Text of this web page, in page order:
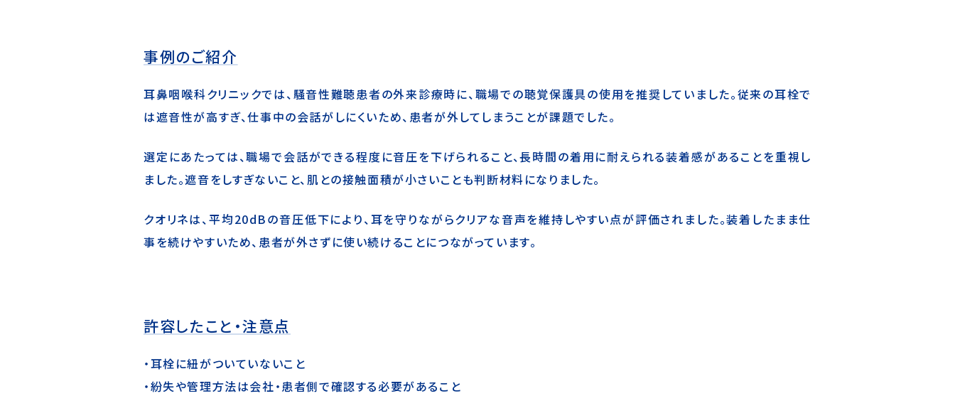
事例のご紹介
耳鼻咽喉科クリニックでは、騒音性難聴患者の外来診療時に、職場での聴覚保護具の使用を推奨していました。従来の耳栓で
は遮音性が高すぎ、仕事中の会話がしにくいため、患者が外してしまうことが課題でした。
選定にあたっては、職場で会話ができる程度に音圧を下げられること、長時間の着用に耐えられる装着感があることを重視し
ました。遮音をしすぎないこと、肌との接触面積が小さいことも判断材料になりました。
クオリネは、平均20dBの音圧低下により、耳を守りながらクリアな音声を維持しやすい点が評価されました。装着したまま仕
事を続けやすいため、患者が外さずに使い続けることにつながっています。
許容したこと・注意点
・耳栓に紐がついていないこと
・紛失や管理方法は会社・患者側で確認する必要があること